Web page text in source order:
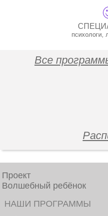
психологи,
Все
Проект
Волшебный ребёнок
НАШИ ПРОГРАММЫ